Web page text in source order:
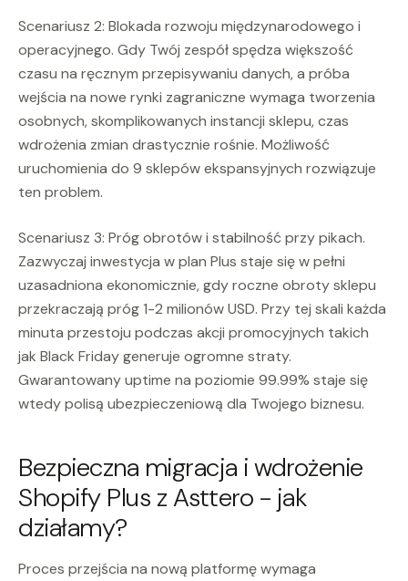
Scenariusz 2: Blokada rozwoju międzynarodowego i
operacyjnego. Gdy Twój zespół spędza większość
czasu na ręcznym przepisywaniu danych, a próba
wejścia na nowe rynki zagraniczne wymaga tworzenia
osobnych, skomplikowanych instancji sklepu, czas
wdrożenia zmian drastycznie rośnie. Możliwość
uruchomienia do 9 sklepów ekspansyjnych rozwiązuje
ten problem.
Scenariusz 3: Próg obrotów i stabilność przy pikach.
Zazwyczaj inwestycja w plan Plus staje się w pełni
uzasadniona ekonomicznie, gdy roczne obroty sklepu
przekraczają próg 1-2 milionów USD. Przy tej skali każda
minuta przestoju podczas akcji promocyjnych takich
jak Black Friday generuje ogromne straty.
Gwarantowany uptime na poziomie 99.99% staje się
wtedy polisą ubezpieczeniową dla Twojego biznesu.
Bezpieczna migracja i wdrożenie
Shopify Plus z Asttero - jak
działamy?
Proces przejścia na nową platformę wymaga